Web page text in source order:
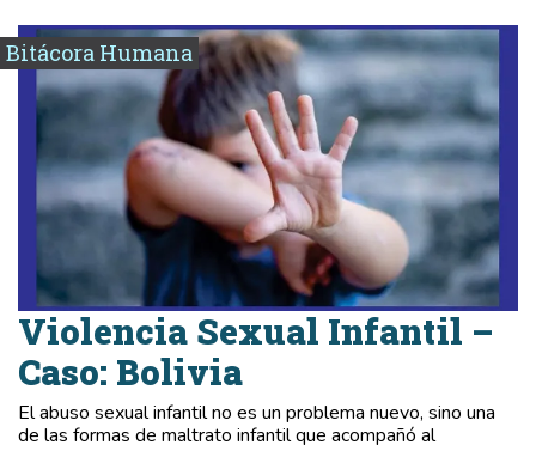
Bitácora Humana
Violencia Sexual Infantil –
Caso: Bolivia
El abuso sexual infantil no es un problema nuevo, sino una
de las formas de maltrato infantil que acompañó al